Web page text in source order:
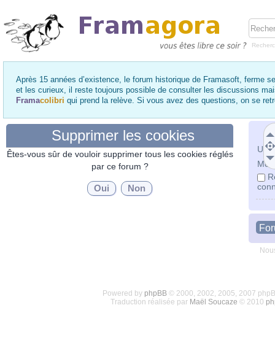
Après 15 années d’existence, le forum historique de Framasoft, ferme
et les curieux, il reste toujours possible de consulter les discussions
Framacolibri qui prend la relève. Si vous avez des questions, on se
Mot
Supprimer les cookies
Êtes-vous sûr de vouloir supprimer tous les cookies réglés
par ce forum ?
Powered by phpBB© 2000, 2002, 2005, 2007
Traduction réalisée par Maël Soucaze © 2010